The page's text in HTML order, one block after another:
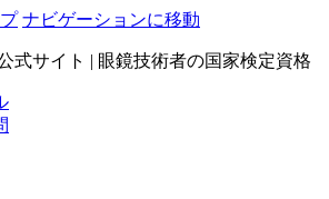
ナビゲーションに移動
式サイト | 眼鏡技術者の国家検定資格